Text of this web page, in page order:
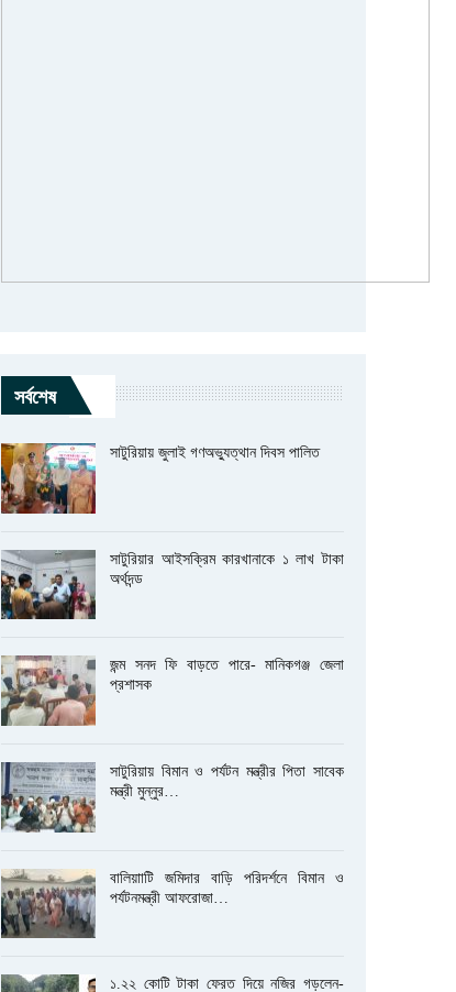
সর্বশেষ
সাটুরিয়ায় জুলাই গণঅভ্যুত্থান দিবস পালিত
সাটুরিয়ার আইসক্রিম কারখানাকে ১ লাখ টাকা
অর্থদন্ড
জন্ম সনদ ফি বাড়তে পারে- মানিকগঞ্জ জেলা
প্রশাসক
সাটুরিয়ায় বিমান ও পর্যটন মন্ত্রীর পিতা সাবেক
মন্ত্রী মুন্নুর…
বালিয়াাটি জমিদার বাড়ি পরিদর্শনে বিমান ও
পর্যটনমন্ত্রী আফরোজা…
১.২২ কোটি টাকা ফেরত দিয়ে নজির গড়লেন-